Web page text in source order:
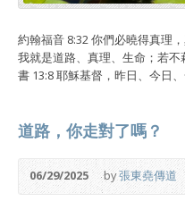
約翰福音 8:32 你們必曉得真理
我就是道路、真理、生命；若
書 13:8 耶穌基督，昨日、今日
道路，你走對了嗎？
06/29/2025 by張東堯傳道